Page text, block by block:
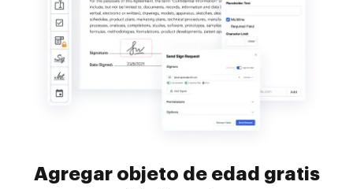
Agregar objeto de edad gratis